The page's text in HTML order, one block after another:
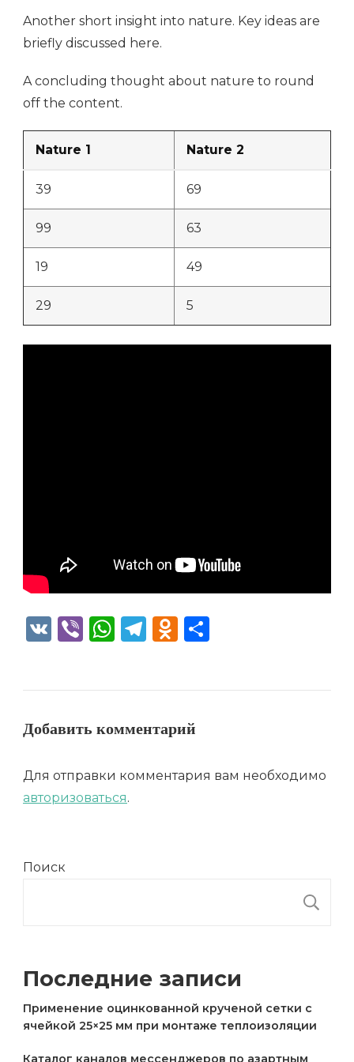
Another short insight into nature. Key ideas are
briefly discussed here.
A concluding thought about nature to round
off the content.
Nature 1 Nature 2
39 69
99 63
19 49
29 5
VK ViberWhatsApp
Telegram
Odnoklassniki
Добавить комментарий
Для отправки комментария вам необходимо
авторизоваться.
Поиск
Последние записи
Применение оцинкованной крученой сетки с
ячейкой 25×25 мм при монтаже теплоизоляции
Каталог каналов мессенджеров по азартным